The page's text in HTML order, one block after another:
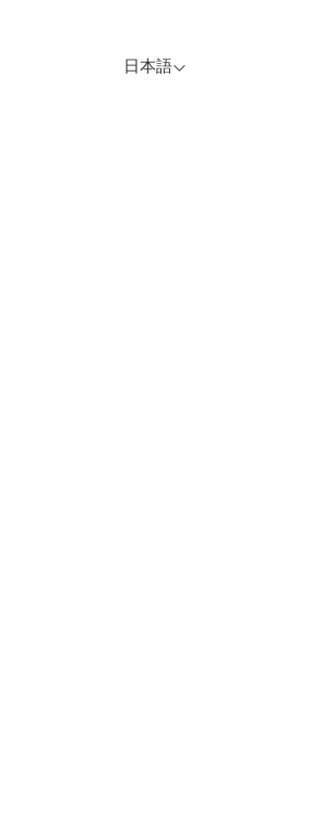
日本語